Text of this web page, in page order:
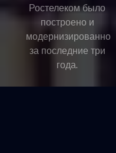
Ростелеком было
построено и
модернизированно
за последние три
года.